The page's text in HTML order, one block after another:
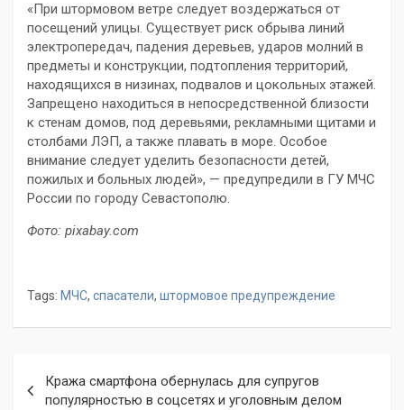
«При штормовом ветре следует воздержаться от
посещений улицы. Существует риск обрыва линий
электропередач, падения деревьев, ударов молний в
предметы и конструкции, подтопления территорий,
находящихся в низинах, подвалов и цокольных этажей.
Запрещено находиться в непосредственной близости
к стенам домов, под деревьями, рекламными щитами и
столбами ЛЭП, а также плавать в море. Особое
внимание следует уделить безопасности детей,
пожилых и больных людей», — предупредили в ГУ МЧС
России по городу Севастополю.
Фото: pixabay.com
Tags: МЧС, спасатели, штормовое предупреждение
по
Кража смартфона обернулась для супругов
популярностью в соцсетях и уголовным делом